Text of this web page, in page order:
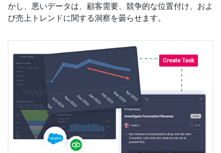
かし、悪いデータは、顧客需要、競争的な位置付け、およ
び売上トレンドに関する洞察を曇らせます。